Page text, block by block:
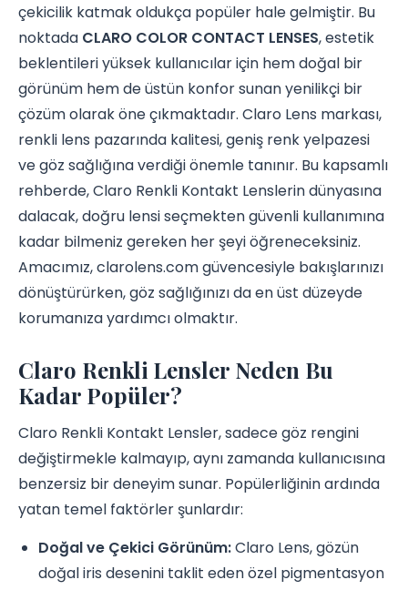
çekicilik katmak oldukça popüler hale gelmiştir. Bu
noktada CLARO COLOR CONTACT LENSES, estetik
beklentileri yüksek kullanıcılar için hem doğal bir
görünüm hem de üstün konfor sunan yenilikçi bir
çözüm olarak öne çıkmaktadır. Claro Lens markası,
renkli lens pazarında kalitesi, geniş renk yelpazesi
ve göz sağlığına verdiği önemle tanınır. Bu kapsamlı
rehberde, Claro Renkli Kontakt Lenslerin dünyasına
dalacak, doğru lensi seçmekten güvenli kullanımına
kadar bilmeniz gereken her şeyi öğreneceksiniz.
Amacımız, clarolens.com güvencesiyle bakışlarınızı
dönüştürürken, göz sağlığınızı da en üst düzeyde
korumanıza yardımcı olmaktır.
Claro Renkli Lensler Neden Bu
Kadar Popüler?
Claro Renkli Kontakt Lensler, sadece göz rengini
değiştirmekle kalmayıp, aynı zamanda kullanıcısına
benzersiz bir deneyim sunar. Popülerliğinin ardında
yatan temel faktörler şunlardır:
Doğal ve Çekici Görünüm:Claro Lens, gözün
doğal iris desenini taklit eden özel pigmentasyon